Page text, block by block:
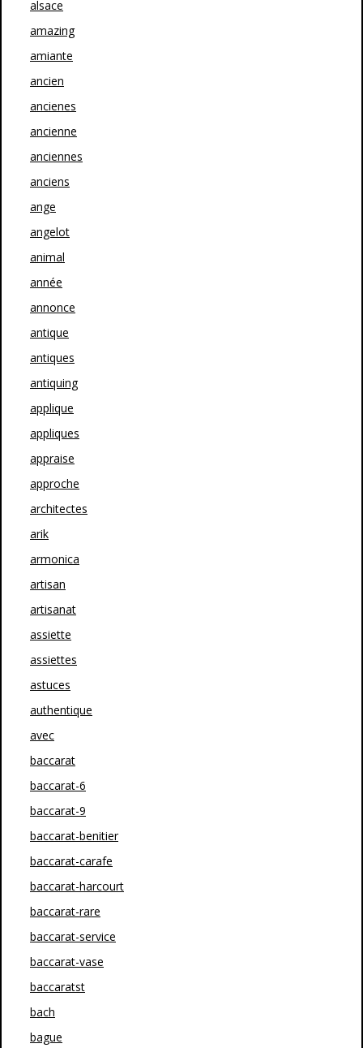
alsace
amazing
amiante
ancien
ancienes
ancienne
anciennes
anciens
ange
angelot
animal
année
annonce
antique
antiques
antiquing
applique
appliques
appraise
approche
architectes
arik
armonica
artisan
artisanat
assiette
assiettes
astuces
authentique
avec
baccarat
baccarat-6
baccarat-9
baccarat-benitier
baccarat-carafe
baccarat-harcourt
baccarat-rare
baccarat-service
baccarat-vase
baccaratst
bach
bague